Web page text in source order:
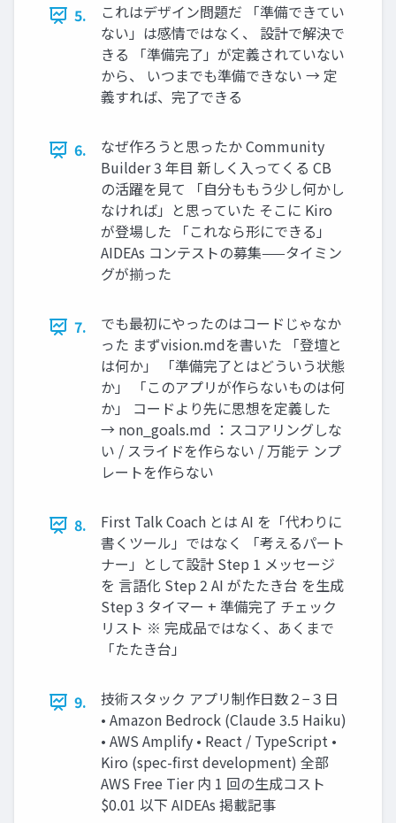
5.
これはデザイン問題だ 「準備できてい
ない」は感情ではなく、 設計で解決で
きる 「準備完了」が定義されていない
から、 いつまでも準備できない → 定
義すれば、完了できる
6.
なぜ作ろうと思ったか Community
Builder 3 年目 新しく入ってくる CB
の活躍を見て 「自分ももう少し何かし
なければ」と思っていた そこに Kiro
が登場した 「これなら形にできる」
AIDEAs コンテストの募集——タイミン
グが揃った
7.
でも最初にやったのはコードじゃなか
った まずvision.mdを書いた 「登壇と
は何か」 「準備完了とはどういう状態
か」 「このアプリが作らないものは何
か」 コードより先に思想を定義した
→ non_goals.md ：スコアリングしな
い / スライドを作らない / 万能テ ンプ
レートを作らない
8.
First Talk Coach とは AI を「代わりに
書くツール」ではなく 「考えるパート
ナー」として設計 Step 1 メッセージ
を 言語化 Step 2 AI がたたき台 を生成
Step 3 タイマー + 準備完了 チェック
リスト ※ 完成品ではなく、あくまで
「たたき台」
9.
技術スタック アプリ制作日数２−３日
• Amazon Bedrock (Claude 3.5 Haiku)
• AWS Amplify • React / TypeScript •
Kiro (spec-first development) 全部
AWS Free Tier 内 1 回の生成コスト
$0.01 以下 AIDEAs 掲載記事